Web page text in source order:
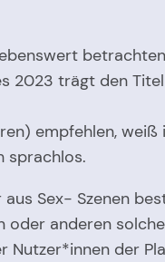
2023 trägt den Titel
empfehlen,
sprachlos.
Sex- Szenen
anderen
Nutzer*innen der